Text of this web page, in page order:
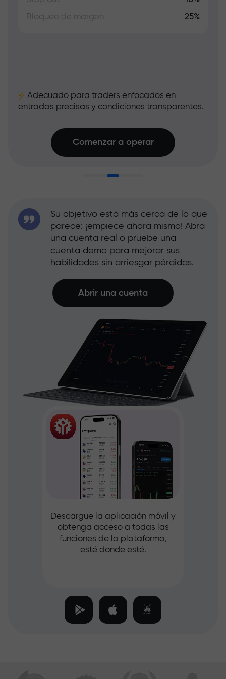
Bloqueo de margen
25%
Adecuado para traders enfocados en
entradas precisas y condiciones transparentes.
Comenzar a operar
Su objetivo está más cerca de lo que
parece: ¡empiece ahora mismo! Abra
una cuenta real o pruebe una
cuenta demo para mejorar sus
habilidades sin arriesgar pérdidas.
Abrir una cuenta
Descargue la aplicación móvil y
obtenga acceso a todas las
funciones de la plataforma,
esté donde esté.